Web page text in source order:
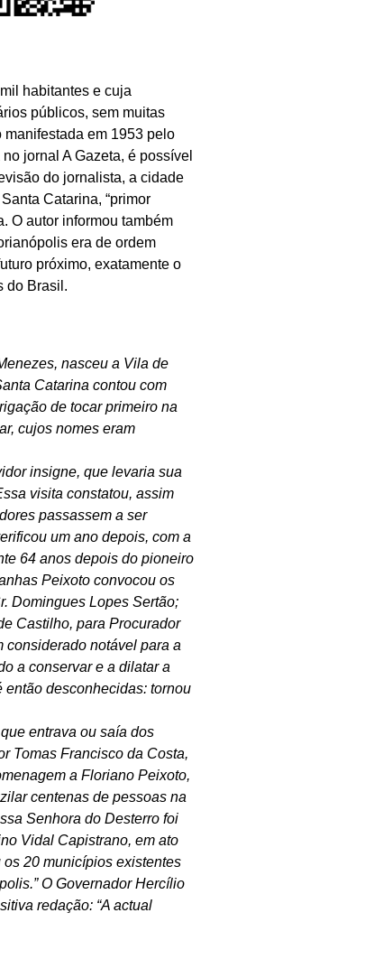
habitantes e cuja
públicos, sem muitas
em 1953 pelo
jornal A Gazeta, é possível
do jornalista, a cidade
Catarina, “primor
O autor informou também
era de ordem
próximo, exatamente o
do Brasil.
nasceu a Vila de
Catarina contou com
de tocar primeiro na
cujos nomes eram
insigne, que levaria sua
visita constatou, assim
passassem a ser
um ano depois, com a
64 anos depois do pioneiro
Peixoto convocou os
Domingues Lopes Sertão;
Castilho, para Procurador
considerado notável para a
a conservar e a dilatar a
desconhecidas: tornou
entrava ou saía dos
Tomas Francisco da Costa,
a Floriano Peixoto,
centenas de pessoas na
Senhora do Desterro foi
Vidal Capistrano, em ato
20 municípios existentes
O Governador Hercílio
redação: “A actual